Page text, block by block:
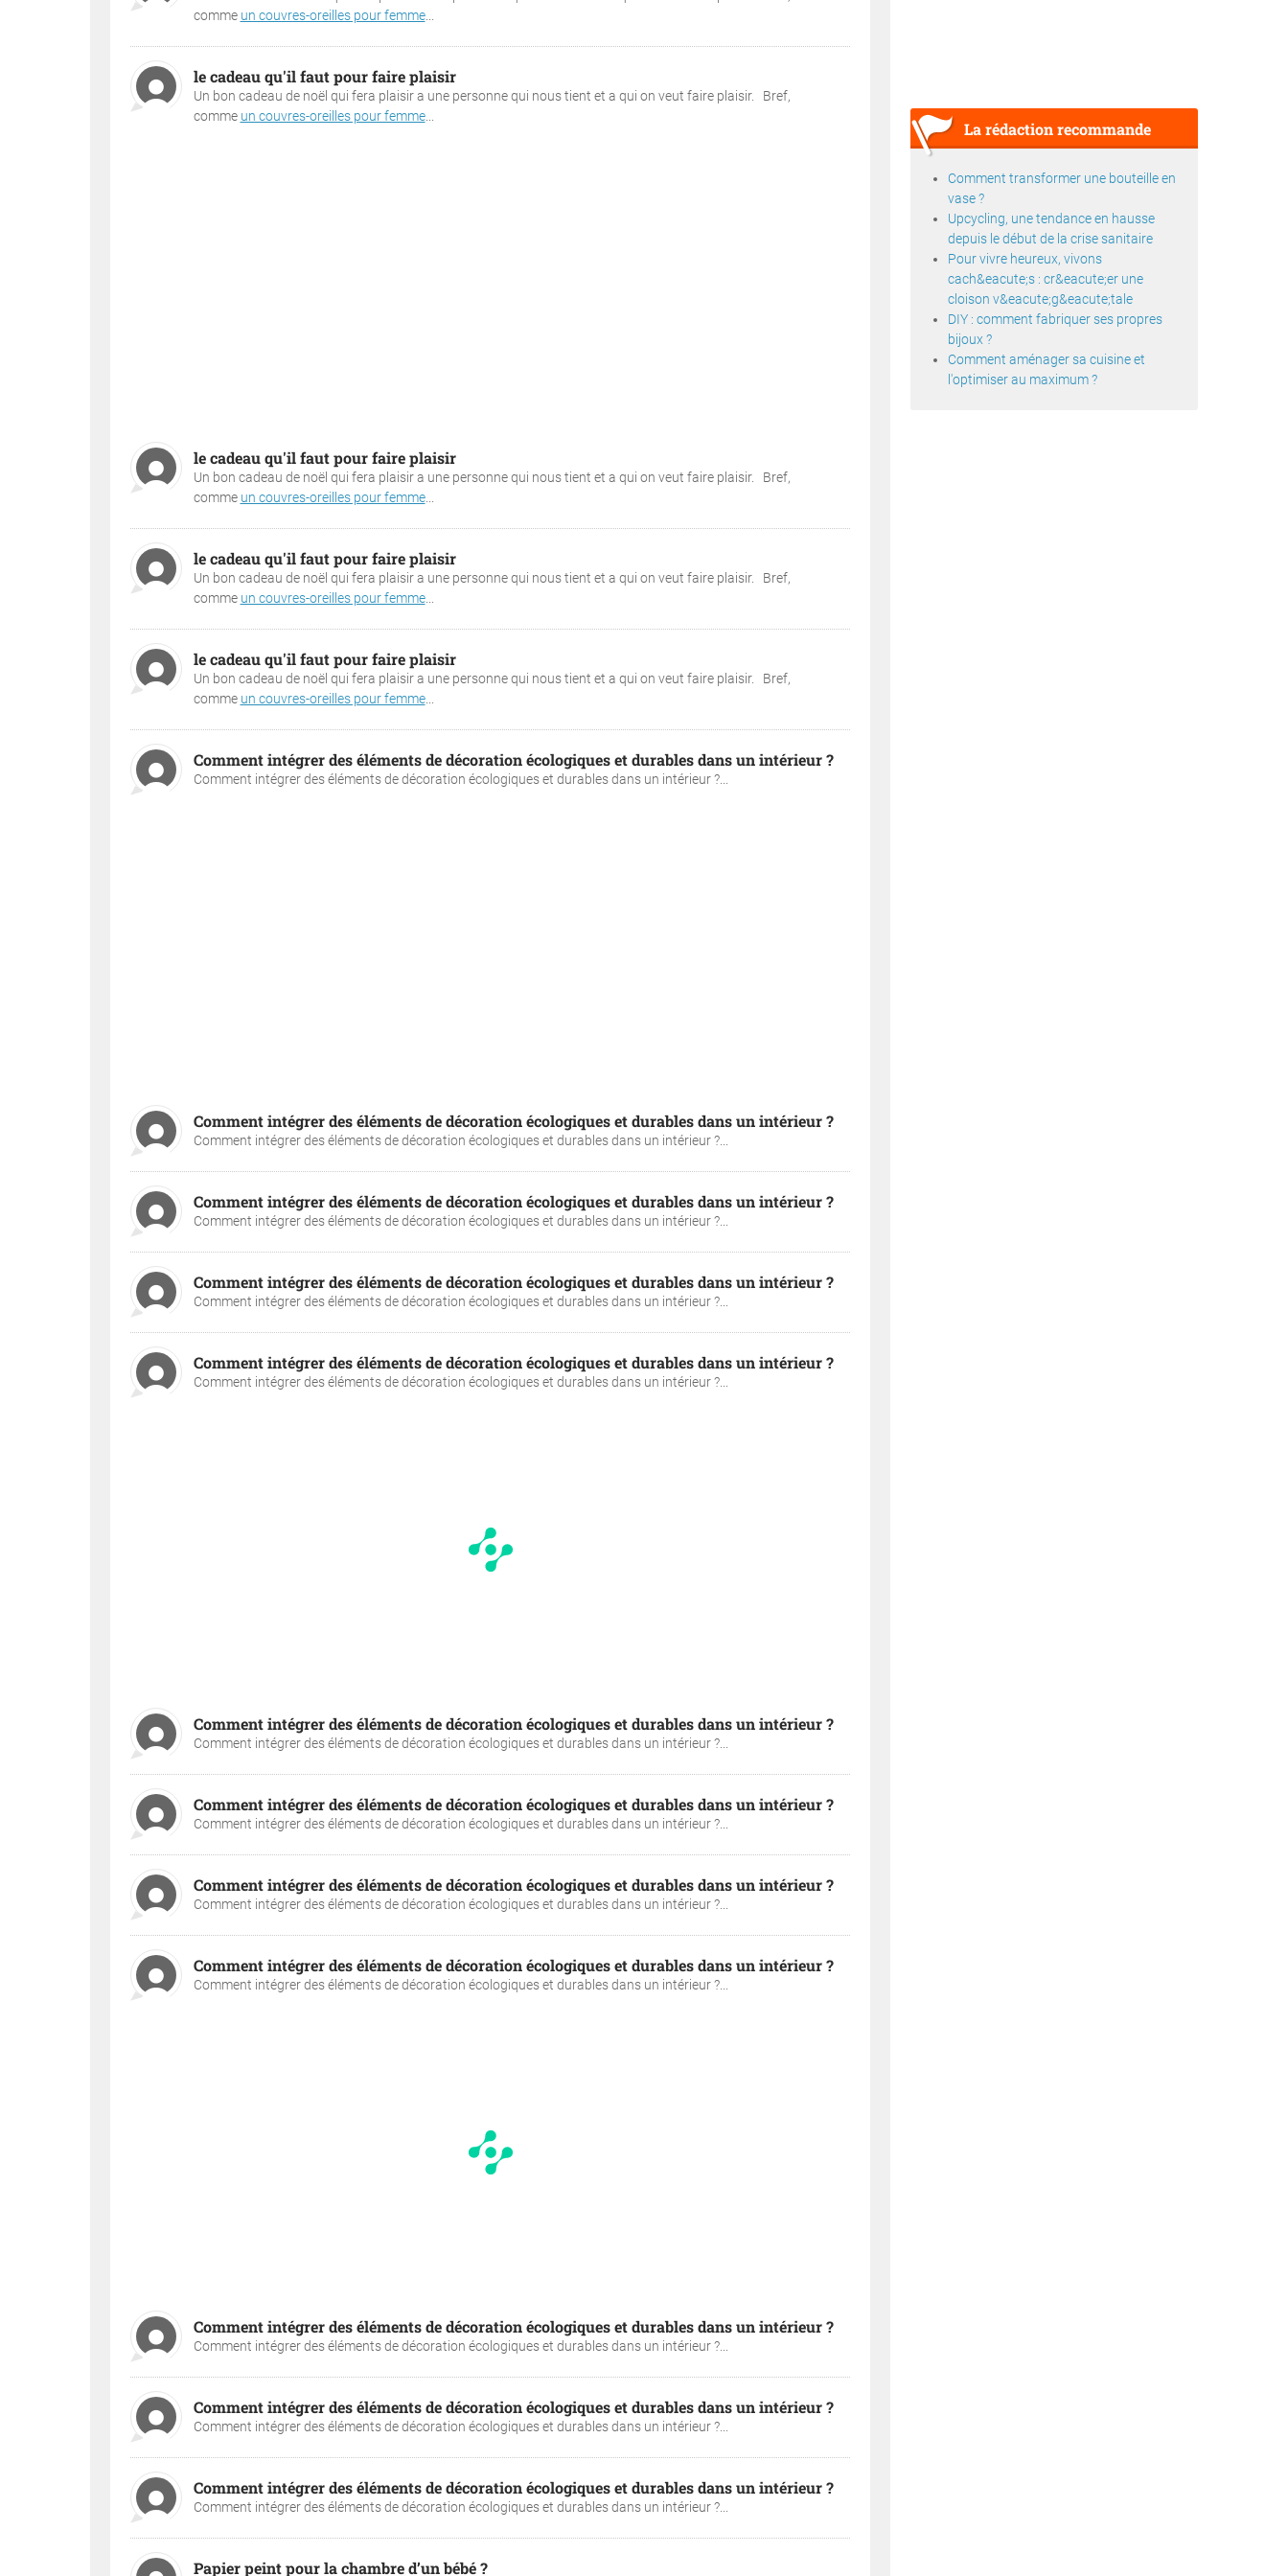
comme un couvres-oreilles pour femme...
le cadeau qu'il faut pour faire plaisir
Un bon cadeau de noël qui fera plaisir a une personne qui nous tient et a qui on veut faire plaisir. Bref,
comme un couvres-oreilles pour femme...
le cadeau qu'il faut pour faire plaisir
Un bon cadeau de noël qui fera plaisir a une personne qui nous tient et a qui on veut faire plaisir. Bref,
comme un couvres-oreilles pour femme...
le cadeau qu'il faut pour faire plaisir
Un bon cadeau de noël qui fera plaisir a une personne qui nous tient et a qui on veut faire plaisir. Bref,
comme un couvres-oreilles pour femme...
le cadeau qu'il faut pour faire plaisir
Un bon cadeau de noël qui fera plaisir a une personne qui nous tient et a qui on veut faire plaisir. Bref,
comme un couvres-oreilles pour femme...
Comment intégrer des éléments de décoration écologiques et durables dans un intérieur ?
Comment intégrer des éléments de décoration écologiques et durables dans un intérieur ?...
Comment intégrer des éléments de décoration écologiques et durables dans un intérieur ?
Comment intégrer des éléments de décoration écologiques et durables dans un intérieur ?...
Comment intégrer des éléments de décoration écologiques et durables dans un intérieur ?
Comment intégrer des éléments de décoration écologiques et durables dans un intérieur ?...
Comment intégrer des éléments de décoration écologiques et durables dans un intérieur ?
Comment intégrer des éléments de décoration écologiques et durables dans un intérieur ?...
Comment intégrer des éléments de décoration écologiques et durables dans un intérieur ?
Comment intégrer des éléments de décoration écologiques et durables dans un intérieur ?...
Comment intégrer des éléments de décoration écologiques et durables dans un intérieur ?
Comment intégrer des éléments de décoration écologiques et durables dans un intérieur ?...
Comment intégrer des éléments de décoration écologiques et durables dans un intérieur ?
Comment intégrer des éléments de décoration écologiques et durables dans un intérieur ?...
Comment intégrer des éléments de décoration écologiques et durables dans un intérieur ?
Comment intégrer des éléments de décoration écologiques et durables dans un intérieur ?...
Comment intégrer des éléments de décoration écologiques et durables dans un intérieur ?
Comment intégrer des éléments de décoration écologiques et durables dans un intérieur ?...
Comment intégrer des éléments de décoration écologiques et durables dans un intérieur ?
Comment intégrer des éléments de décoration écologiques et durables dans un intérieur ?...
Comment intégrer des éléments de décoration écologiques et durables dans un intérieur ?
Comment intégrer des éléments de décoration écologiques et durables dans un intérieur ?...
Comment intégrer des éléments de décoration écologiques et durables dans un intérieur ?
Comment intégrer des éléments de décoration écologiques et durables dans un intérieur ?...
Papier peint pour la chambre d’un bébé ?
La rédaction recommande
Comment transformer une bouteille en
vase ?
Upcycling, une tendance en hausse
depuis le début de la crise sanitaire
Pour vivre heureux, vivons
cach&eacute;s : cr&eacute;er une
cloison v&eacute;g&eacute;tale
DIY : comment fabriquer ses propres
bijoux ?
Comment aménager sa cuisine et
l'optimiser au maximum ?